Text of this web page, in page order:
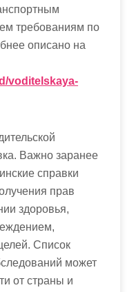
требованиям по
описано на
voditelskaya-
Важно заранее
справки
прав
здоровья,
Список
может
от страны и